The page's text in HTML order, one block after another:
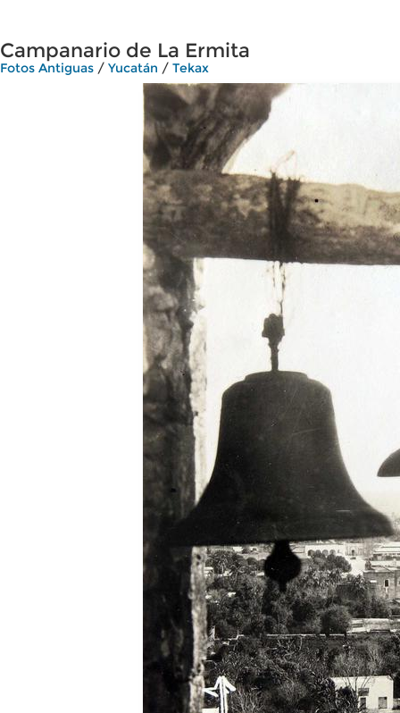
Campanario de La Ermita
Fotos Antiguas / Yucatán / Tekax